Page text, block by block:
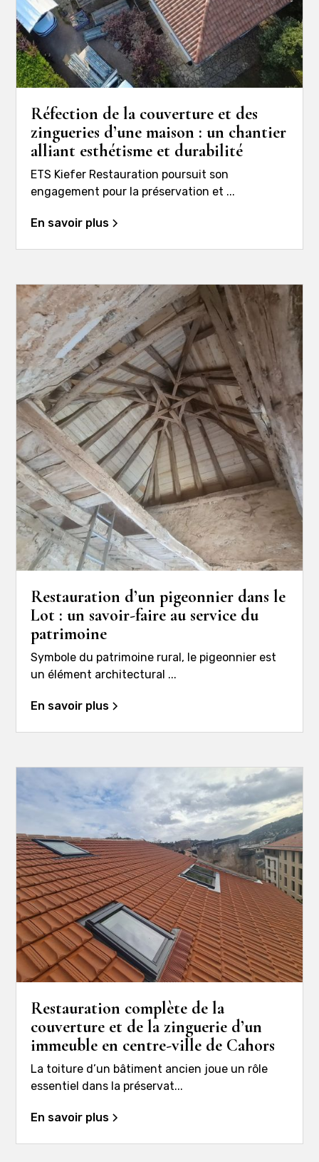
Réfection de la couverture et des
zingueries d’une maison : un chantier
alliant esthétisme et durabilité
ETS Kiefer Restauration poursuit son
engagement pour la préservation et ...
En savoir plus
Restauration d’un pigeonnier dans le
Lot : un savoir-faire au service du
patrimoine
Symbole du patrimoine rural, le pigeonnier est
un élément architectural ...
En savoir plus
Restauration complète de la
couverture et de la zinguerie d’un
immeuble en centre-ville de Cahors
La toiture d’un bâtiment ancien joue un rôle
essentiel dans la préservat...
En savoir plus